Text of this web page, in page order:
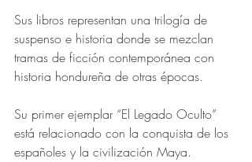
Sus libros representan una trilogía de
suspenso e historia donde se mezclan
tramas de ficción contemporánea con
historia hondureña de otras épocas.
Su primer ejemplar “El Legado Oculto”
está relacionado con la conquista de los
españoles y la civilización Maya.